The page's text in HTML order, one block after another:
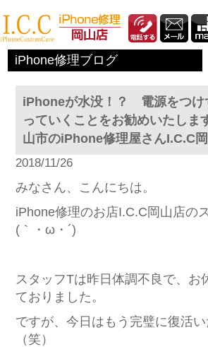
iPhone修理ブログ
iPhoneが水没！？ 電源をつけ
っていくことをお勧めいたし
山市のiPhone修理屋さんI.C.C
2018/11/26
みなさん、こんにちは。
iPhone修理のお店I.C.C岡山店の
(｀・ω・´)
スタッフTは昨日体調不良で、お
ておりました。
ですが、今日はもう完璧に復活
（笑）